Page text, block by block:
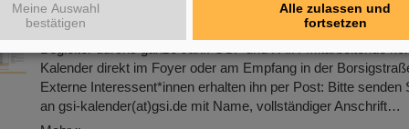
aller Feiertage und Schulferien sowie ausreichend Platz für
Notizen. Mit attraktiven Bildern von GSI und FAIR ist er ein
Kalender direkt im Foyer oder am Empfang in der
Externe Interessent*innen erhalten ihn per Post: Bitte senden
an gsi-kalender(at)gsi.de mit Name, vollständiger Anschrift…
Meine Auswahl
bestätigen
Alle zulassen und
fortsetzen